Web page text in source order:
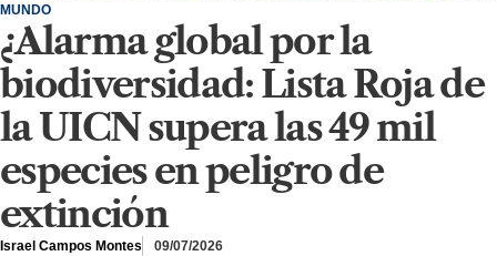
MUNDO
¿Alarma global por la
biodiversidad: Lista Roja de
la UICN supera las 49 mil
especies en peligro de
extinción
Israel Campos Montes 09/07/2026